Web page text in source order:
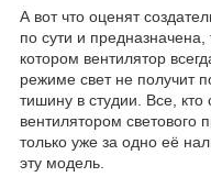
А вот что оценят
по сути и
котором вентилятор
режиме свет не получит
тишину в студии. Все,
вентилятором светового
только уже за одно её
эту модель.